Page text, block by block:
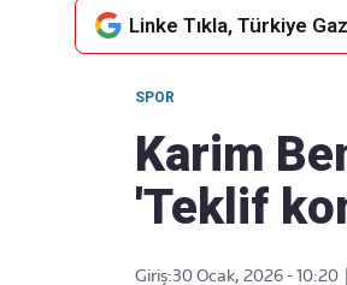
akışımıza
Linke Tıkla, Türkiye
SPOR
Karim
'Teklif
Giriş:30 Ocak, 2026 - 10:20